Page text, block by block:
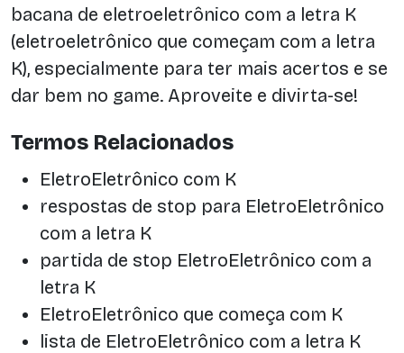
bacana de eletroeletrônico com a letra K
(eletroeletrônico que começam com a letra
K), especialmente para ter mais acertos e se
dar bem no game. Aproveite e divirta-se!
Termos Relacionados
EletroEletrônico com K
respostas de stop para EletroEletrônico
com a letra K
partida de stop EletroEletrônico com a
letra K
EletroEletrônico que começa com K
lista de EletroEletrônico com a letra K